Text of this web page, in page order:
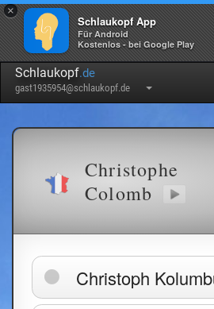
×
Schlaukopf App
Für Android
Kostenlos - bei Google Play
Schlaukopf.de
gast1935954@schlaukopf.de
Christophe
Colomb
Christoph